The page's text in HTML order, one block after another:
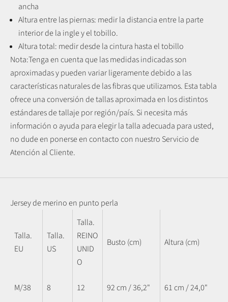
ancha
Altura entre las piernas: medir la distancia entre la parte
interior de la ingle y el tobillo.
Altura total: medir desde la cintura hasta el tobillo
Nota:Tenga en cuenta que las medidas indicadas son
aproximadas y pueden variar ligeramente debido a las
características naturales de las fibras que utilizamos. Esta tabla
ofrece una conversión de tallas aproximada en los distintos
estándares de tallaje por región/país. Si necesita más
información o ayuda para elegir la talla adecuada para usted,
no dude en ponerse en contacto con nuestro Servicio de
Atención al Cliente.
Jersey de merino en punto perla
Talla.
EU
Talla.
US
Talla.
REINO
UNID
O
Busto (cm) Altura (cm)
M/38 8 12 92 cm / 36,2" 61 cm / 24,0"